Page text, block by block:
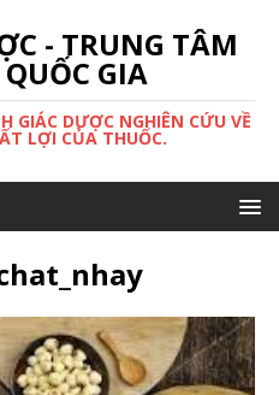
- TRUNG TÂM
GIA
GIÁC DƯỢC NGHIÊN CỨU VỀ
LỢI CỦA THUỐC.